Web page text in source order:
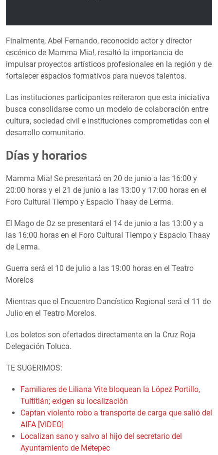
Finalmente, Abel Fernando, reconocido actor y director
escénico de Mamma Mia!, resaltó la importancia de
impulsar proyectos artísticos profesionales en la región y de
fortalecer espacios formativos para nuevos talentos.
Las instituciones participantes reiteraron que esta iniciativa
busca consolidarse como un modelo de colaboración entre
cultura, sociedad civil e instituciones comprometidas con el
desarrollo comunitario.
Días y horarios
Mamma Mia! Se presentará en 20 de junio a las 16:00 y
20:00 horas y el 21 de junio a las 13:00 y 17:00 horas en el
Foro Cultural Tiempo y Espacio Thaay de Lerma.
El Mago de Oz se presentará el 14 de junio a las 13:00 y a
las 16:00 horas en el Foro Cultural Tiempo y Espacio Thaay
de Lerma.
Guerra será el 10 de julio a las 19:00 horas en el Teatro
Morelos
Mientras que el Encuentro Dancístico Regional será el 11 de
Julio en el Teatro Morelos.
Los boletos son ofertados directamente en la Cruz Roja
Delegación Toluca.
TE SUGERIMOS:
Familiares de Liliana Vite bloquean la López Portillo,
Tultitlán; exigen su localización
Captan violento robo a transporte de carga que salió del
AIFA [VIDEO]
Localizan sano y salvo al hijo del secretario del
Ayuntamiento de Metepec